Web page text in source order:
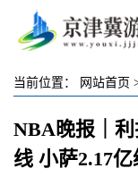
当前位置： 网站首页
NBA晚报｜
线 小萨2.17